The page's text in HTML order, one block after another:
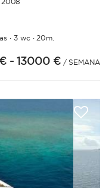
· 3 wc· 20m.
- 13000 € / SEMANA